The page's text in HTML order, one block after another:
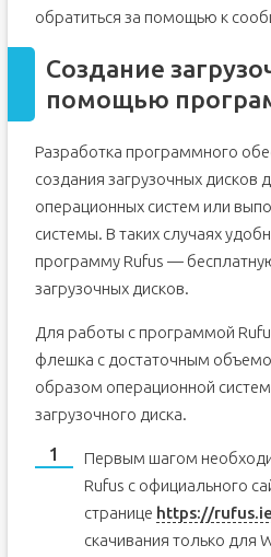
обратиться за помощью к
Создание
помощью
Разработка программного
создания загрузочных дисков
операционных систем или
системы. В таких случаях
программу Rufus —
загрузочных дисков.
Для работы с программой
флешка с достаточным
образом операционной
загрузочного диска.
Первым шагом
Rufus с официального
странице https://
скачивания только для